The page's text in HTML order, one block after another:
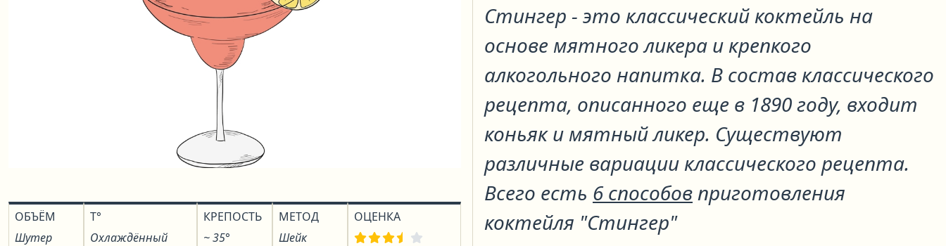
ОБЪЁМ
Шутер
T°
Охлаждённый
КРЕПОСТЬ
~ 35°
МЕТОД
Шейк
ОЦЕНКА
Стингер - это классический коктейль на
основе мятного ликера и крепкого
алкогольного напитка. В состав классического
рецепта, описанного еще в 1890 году, входит
коньяк и мятный ликер. Существуют
различные вариации классического рецепта.
Всего есть 6 способовприготовления
коктейля "Стингер"